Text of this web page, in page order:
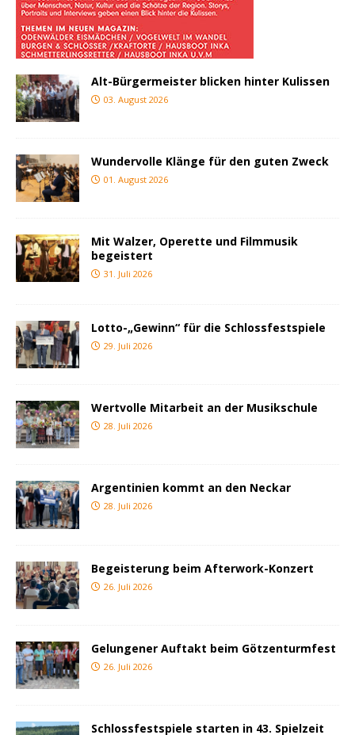
Alt-Bürgermeister blicken hinter Kulissen
03. August 2026
Wundervolle Klänge für den guten Zweck
01. August 2026
Mit Walzer, Operette und Filmmusik
begeistert
31. Juli 2026
Lotto-„Gewinn“ für die Schlossfestspiele
29. Juli 2026
Wertvolle Mitarbeit an der Musikschule
28. Juli 2026
Argentinien kommt an den Neckar
28. Juli 2026
Begeisterung beim Afterwork-Konzert
26. Juli 2026
Gelungener Auftakt beim Götzenturmfest
26. Juli 2026
Schlossfestspiele starten in 43. Spielzeit